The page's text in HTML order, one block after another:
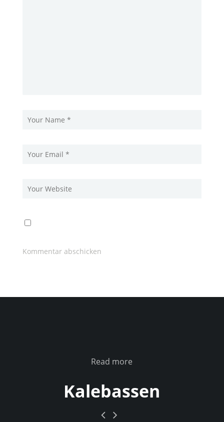
Read more
Kalebassen